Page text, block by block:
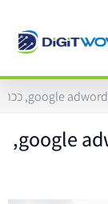
זה הזמן להכיר את מדריך google adwords,